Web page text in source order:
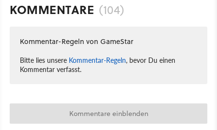
KOMMENTARE (104)
Kommentar-Regeln von GameStar
Bitte lies unsere Kommentar-Regeln, bevor Du einen
Kommentar verfasst.
Kommentare einblenden